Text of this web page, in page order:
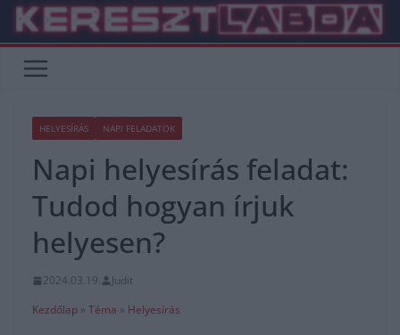
Skip
content
HELYESÍRÁS NAPI FELADATOK
Napi helyesírás feladat:
Tudod hogyan írjuk
helyesen?
2024.03.19.
Judit
Kezdőlap » Téma » Helyesírás